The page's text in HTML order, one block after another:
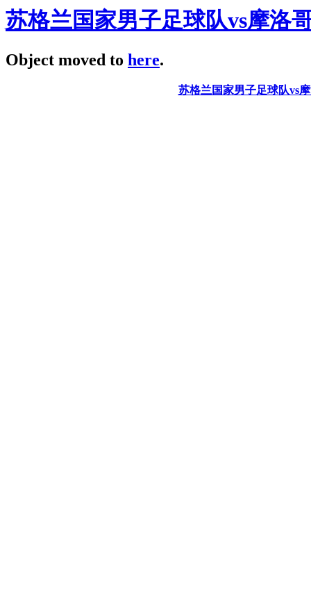
苏格兰国家男子足球队vs摩洛
Object moved to here.
苏格兰国家男子足球队vs